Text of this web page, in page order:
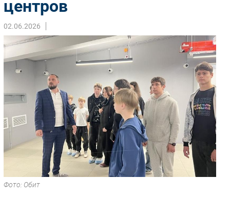
Фиксированная связь
Интеграция
Рынок ПК
Маркетинг
Торговые сети
Оборудование
ПО
Outsourcing
Кадры
Регулирование
Финансы
Безопасность
центров
02.06.2026
Фото: Обит